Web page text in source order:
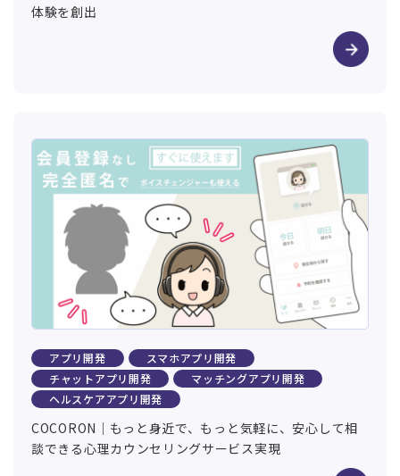
体験を創出
アプリ開発
スマホアプリ開発
チャットアプリ開発
マッチングアプリ開発
ヘルスケアアプリ開発
COCORON｜もっと身近で、もっと気軽に、安心して相
談できる心理カウンセリングサービス実現